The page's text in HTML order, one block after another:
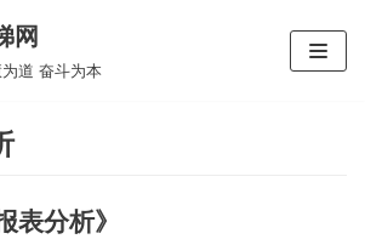
网
道 奋斗为本
表分析》